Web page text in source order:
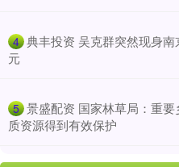
4 典丰投资 吴克群突然现身
元
5 景盛配资 国家林草局：重
质资源得到有效保护